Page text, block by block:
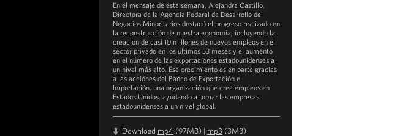
En el mensaje de esta semana, Alejandra Castillo,
Directora de la Agencia Federal de Desarrollo de
Negocios Minoritarios destacó el progreso realizado en
la reconstrucción de nuestra economía, incluyendo la
creación de casi 10 millones de nuevos empleos en el
sector privado en los últimos 53 meses y el aumento
en el número de las exportaciones estadounidenses a
un nivel más alto. Ese crecimiento es en parte gracias
a las acciones del Banco de Exportación e
Importación, una organización que crea empleos en
Estados Unidos, ayudando a tomar las empresas
estadounidenses a un nivel global.
Download mp4 (97MB) | mp3 (3MB)